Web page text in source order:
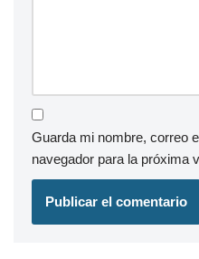
Guarda mi nombre, correo
navegador para la próxima